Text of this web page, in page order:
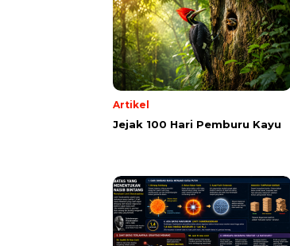
Artikel
Jejak 100 Hari Pemburu Kayu